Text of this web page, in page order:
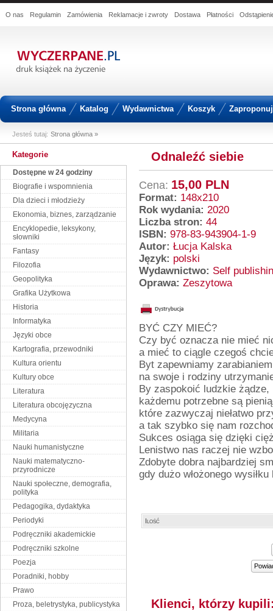
O nas Regulamin Zamówienia Reklamacje i zwroty Dostawa Płatności
Strona główna Katalog Wydawnictwa Koszyk
Jesteś tutaj: Strona główna »
Kategorie
Dostępne w 24 godziny
Biografie i wspomnienia
Dla dzieci i młodzieży
Ekonomia, biznes, zarządzanie
Encyklopedie, leksykony,
słowniki
Fantasy
Filozofia
Geopolityka
Grafika Użytkowa
Historia
Informatyka
Języki obce
Kartografia, przewodniki
Kultura orientu
Kultury obce
Literatura
Literatura obcojęzyczna
Medycyna
Militaria
Nauki humanistyczne
Nauki matematyczno-
przyrodnicze
Nauki społeczne, demografia,
polityka
Pedagogika, dydaktyka
Periodyki
Podręczniki akademickie
Podręczniki szkolne
Poezja
Poradniki, hobby
Prawo
Proza, beletrystyka, publicystyka
Odnaleźć siebie
Cena: 15,00 PLN
Format: 148x210
Rok wydania: 2020
Liczba stron: 44
ISBN: 978-83-943904-1-9
Autor: Łucja Kalska
Język: polski
Wydawnictwo: Self
Oprawa: Zeszytowa
BYĆ CZY MIEĆ?
Czy być oznacza nie mieć
a mieć to ciągle czegoś
Byt zapewniamy
na swoje i rodziny
By zaspokoić ludzkie żądze,
każdemu potrzebne są
które zazwyczaj niełatwo
a tak szybko się nam
Sukces osiąga się dzięki
Lenistwo nas raczej nie
Zdobyte dobra najbardziej
gdy dużo włożonego
Ilość
Klienci, którzy